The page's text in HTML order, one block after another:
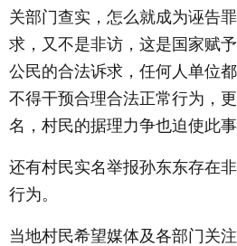
关部门查实，怎么就成为诬告
求，又不是非访，这是国家赋
公民的合法诉求，任何人单位
不得干预合理合法正常行为，
名，村民的据理力争也迫使此事
还有村民实名举报孙东东存在
行为。
当地村民希望媒体及各部门关